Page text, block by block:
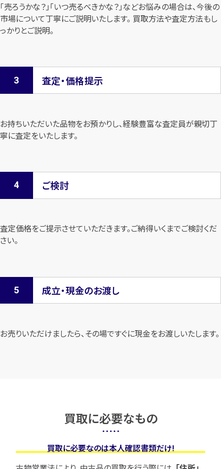
「売ろうかな？」「いつ売るべきかな？」などお悩みの場合は、今後の
市場について丁寧にご説明いたします。 買取方法や査定方法もし
っかりとご説明。
査定・価格提示
お持ちいただいた品物をお預かりし、経験豊富な査定員が親切丁
寧に査定をいたします。
ご検討
査定価格をご提示させていただきます。ご納得いくまでご検討くだ
さい。
成立・現金のお渡し
お売りいただけましたら、その場ですぐに現金をお渡しいたします。
買取に必要なもの
買取に必要なのは本人確認書類だけ!